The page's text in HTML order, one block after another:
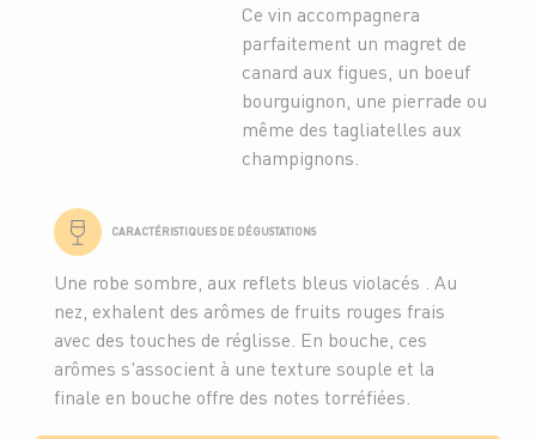
Ce vin accompagnera
parfaitement un magret de
canard aux figues, un boeuf
bourguignon, une pierrade ou
même des tagliatelles aux
champignons.
CARACTÉRISTIQUES DE DÉGUSTATIONS
Une robe sombre, aux reflets bleus violacés . Au
nez, exhalent des arômes de fruits rouges frais
avec des touches de réglisse. En bouche, ces
arômes s'associent à une texture souple et la
finale en bouche offre des notes torréfiées.